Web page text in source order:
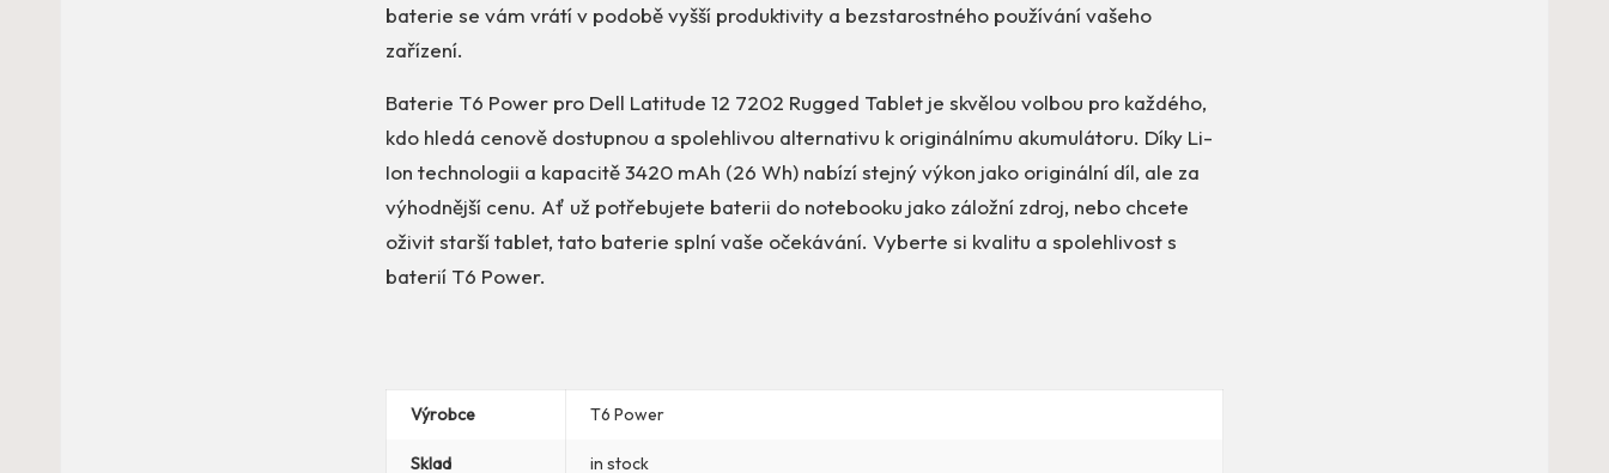
baterie se vám vrátí v podobě vyšší produktivity a bezstarostného používání vašeho
zařízení.
Baterie T6 Power pro Dell Latitude 12 7202 Rugged Tablet je skvělou volbou pro každého,
kdo hledá cenově dostupnou a spolehlivou alternativu k originálnímu akumulátoru. Díky Li-
Ion technologii a kapacitě 3420 mAh (26 Wh) nabízí stejný výkon jako originální díl, ale za
výhodnější cenu. Ať už potřebujete baterii do notebooku jako záložní zdroj, nebo chcete
oživit starší tablet, tato baterie splní vaše očekávání. Vyberte si kvalitu a spolehlivost s
baterií T6 Power.
Výrobce T6 Power
Sklad in stock